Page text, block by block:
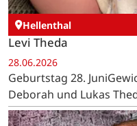
Hellenthal
Levi Theda
28.06.2026
Geburtstag 28.
Deborah und Lukas